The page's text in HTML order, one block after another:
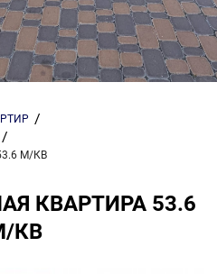
М/КВ
КВАРТИРА 53.6
КВ